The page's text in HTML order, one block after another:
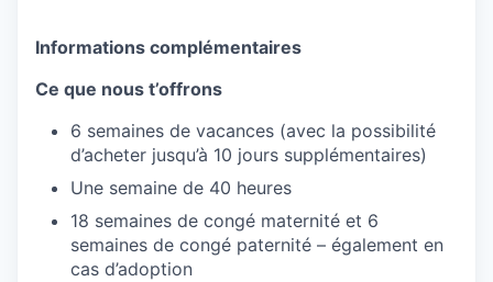
Informations complémentaires
Ce que nous t’offrons
6 semaines de vacances (avec la possibilité
d’acheter jusqu’à 10 jours supplémentaires)
Une semaine de 40 heures
18 semaines de congé maternité et 6
semaines de congé paternité – également en
cas d’adoption